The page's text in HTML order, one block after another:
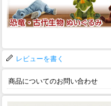
レビューを書く
商品についてのお問い合わせ